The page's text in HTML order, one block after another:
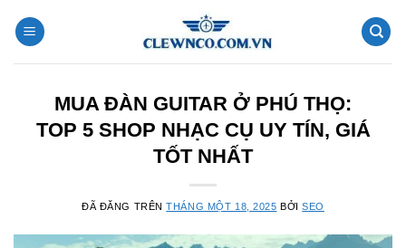
đến
MUA ĐÀN GUITAR Ở PHÚ THỌ:
TOP 5 SHOP NHẠC CỤ UY TÍN, GIÁ
TỐT NHẤT
ĐÃ ĐĂNG TRÊNTHÁNG MỘT 18, 2025 BỞISEO